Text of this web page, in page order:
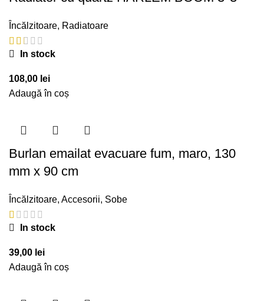
Încălzitoare, Radiatoare
In stock
108,00 lei
Adaugă în coș
Burlan emailat evacuare fum, maro, 130
mm x 90 cm
Încălzitoare, Accesorii, Sobe
In stock
39,00 lei
Adaugă în coș